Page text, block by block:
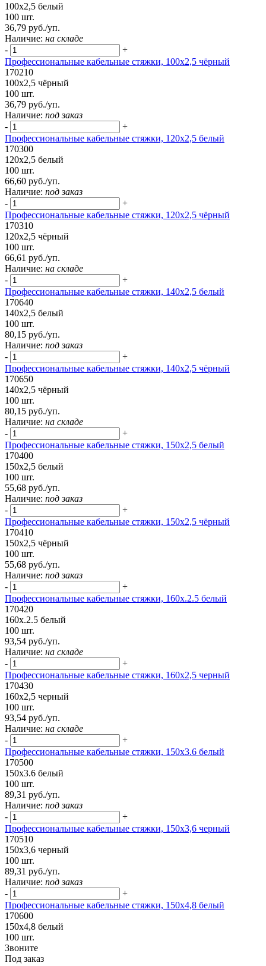
100х2,5 белый
100 шт.
36,79 руб./уп.
Наличие: на складе
-
+
Профессиональные кабельные стяжки, 100х2,5 чёрный
170210
100х2,5 чёрный
100 шт.
36,79 руб./уп.
Наличие: под заказ
-
+
Профессиональные кабельные стяжки, 120х2,5 белый
170300
120х2,5 белый
100 шт.
66,60 руб./уп.
Наличие: под заказ
-
+
Профессиональные кабельные стяжки, 120х2,5 чёрный
170310
120х2,5 чёрный
100 шт.
66,61 руб./уп.
Наличие: на складе
-
+
Профессиональные кабельные стяжки, 140х2,5 белый
170640
140х2,5 белый
100 шт.
80,15 руб./уп.
Наличие: под заказ
-
+
Профессиональные кабельные стяжки, 140х2,5 чёрный
170650
140х2,5 чёрный
100 шт.
80,15 руб./уп.
Наличие: на складе
-
+
Профессиональные кабельные стяжки, 150х2,5 белый
170400
150х2,5 белый
100 шт.
55,68 руб./уп.
Наличие: под заказ
-
+
Профессиональные кабельные стяжки, 150х2,5 чёрный
170410
150х2,5 чёрный
100 шт.
55,68 руб./уп.
Наличие: под заказ
-
+
Профессиональные кабельные стяжки, 160x.2.5 белый
170420
160x.2.5 белый
100 шт.
93,54 руб./уп.
Наличие: на складе
-
+
Профессиональные кабельные стяжки, 160х2,5 черный
170430
160х2,5 черный
100 шт.
93,54 руб./уп.
Наличие: на складе
-
+
Профессиональные кабельные стяжки, 150x3.6 белый
170500
150x3.6 белый
100 шт.
89,31 руб./уп.
Наличие: под заказ
-
+
Профессиональные кабельные стяжки, 150х3,6 черный
170510
150х3,6 черный
100 шт.
89,31 руб./уп.
Наличие: под заказ
-
+
Профессиональные кабельные стяжки, 150х4,8 белый
170600
150х4,8 белый
100 шт.
Звоните
Под заказ